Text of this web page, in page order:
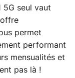
5G seul vaut
permet
performant
mensualités et
pas là !